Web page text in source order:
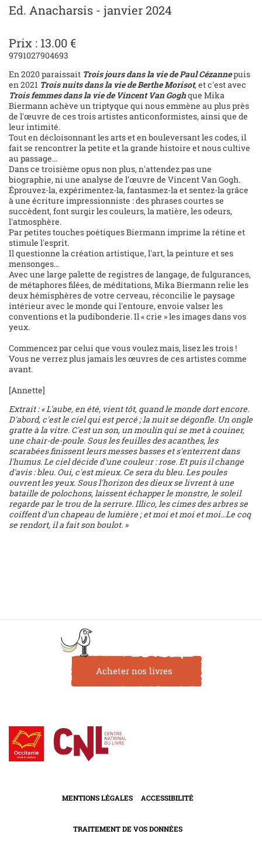
Ed. Anacharsis - janvier 2024
Prix : 13.00 €
9791027904693
En 2020 paraissait Trois jours dans la vie de Paul Cézannepuis
en 2021 Trois nuits dans la vie de Berthe Morisot,et c'est avec
Trois femmes dans la vie de Vincent Van Goghque Mika
Biermann achève un triptyque qui nous emmène au plus près
de l'œuvre de ces trois artistes anticonformistes, ainsi que de
leur intimité.
Tout en décloisonnant les arts et en bouleversant les codes, il
fait se rencontrer la petite et la grande histoire et nous cultive
au passage...
Dans ce troisième opus non plus, n'attendez pas une
biographie, ni une analyse de l’œuvre de Vincent Van Gogh.
Éprouvez-la, expérimentez-la, fantasmez-la et sentez-la grâce
à une écriture impressionniste : des phrases courtes se
succèdent, font surgir les couleurs, la matière, les odeurs,
l'atmosphère.
Par petites touches poétiques Biermann imprime la rétine et
stimule l'esprit.
Il questionne la création artistique, l'art, la peinture et ses
mensonges...
Avec une large palette de registres de langage, de fulgurances,
de métaphores filées, de méditations, Mika Biermann relie les
deux hémisphères de votre cerveau, réconcilie le paysage
intérieur avec le monde qui l'entoure, envoie valser les
conventions et la pudibonderie. Il « crie » les images dans vos
yeux.
Commencez par celui que vous voulez mais, lisez les trois !
Vous ne verrez plus jamais les œuvres de ces artistes comme
avant.
[Annette]
Extrait : « L'aube, en été, vient tôt, quand le monde dort encore.
D'abord, c'est le ciel qui est percé ; la nuit se dégonfle. Un ongle
gratte à la vitre. C'est un son, un moulin qui se met à couiner,
une chair-de-poule. Sous les feuilles des acanthes, les
scarabées finissent leurs messes basses et s'enterrent dans
l'humus. Le ciel décide d'une couleur : rose. Et puis il change
d'avis : bleu. Oui, c'est mieux. Ce sera du bleu. Les poules
ouvrent les yeux. Sous l'horizon des dieux se livrent à une
bataille de polochons, laissent échapper le monstre, le soleil
regarde par le trou de la serrure. Illico, les cimes des arbres se
coiffent d'un chapeau de lumière ; et moi et moi et moi...Le coq
se rendort, il a fait son boulot. »
Acheter nos livres
MENTIONS LÉGALES ACCESSIBILITÉ
TRAITEMENT DE VOS DONNÉES